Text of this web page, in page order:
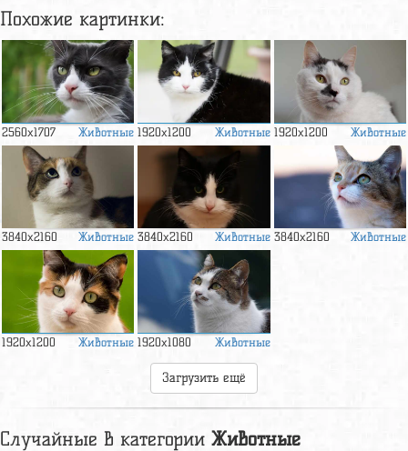
Похожие картинки:
2560x1707 Животные 1920x1200 Животные 1920x1200 Животные
3840x2160 Животные 3840x2160 Животные 3840x2160 Животные
1920x1200 Животные 1920x1080 Животные
Загрузить ещё
Случайные в категории Животные